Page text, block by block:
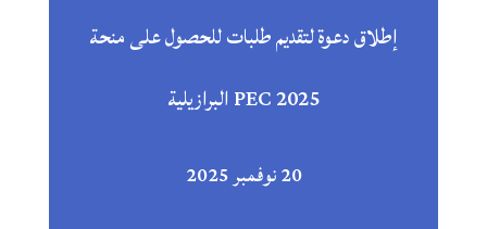
إطلاق دعوة لتقديم طلبات للحصول على منحة
PEC 2025 البرازيلية
20 نوفمبر 2025